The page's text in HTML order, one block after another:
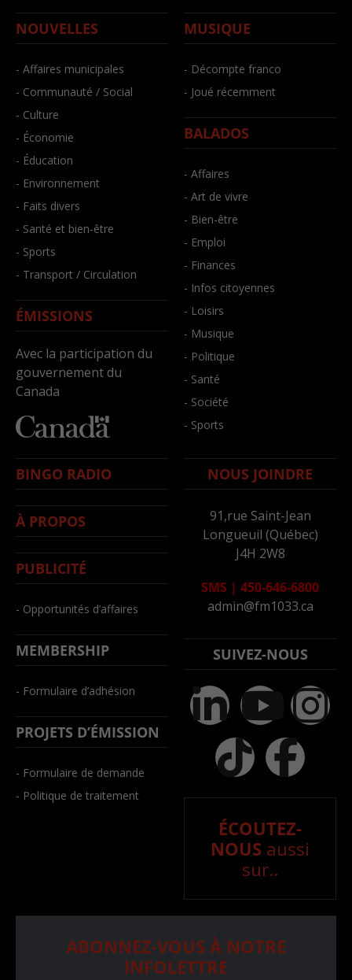
NOUVELLES
- Affaires municipales
- Communauté / Social
- Culture
- Économie
- Éducation
- Environnement
- Faits divers
- Santé et bien-être
- Sports
- Transport / Circulation
ÉMISSIONS
Avec la participation du
gouvernement du
Canada
MUSIQUE
- Décompte franco
- Joué récemment
BALADOS
- Affaires
- Art de vivre
- Bien-être
- Emploi
- Finances
- Infos citoyennes
- Loisirs
- Musique
- Politique
- Santé
- Société
- Sports
BINGO RADIO
À PROPOS
PUBLICITÉ
- Opportunités d’affaires
MEMBERSHIP
- Formulaire d’adhésion
PROJETS D’ÉMISSION
- Formulaire de demande
- Politique de traitement
NOUS JOINDRE
91,rue Saint-Jean
Longueuil (Québec)
J4H 2W8
SMS | 450-646-6800
admin@fm1033.ca
SUIVEZ-NOUS
ÉCOUTEZ-
NOUS aussi
sur..
ABONNEZ-VOUS À NOTRE
INFOLETTRE